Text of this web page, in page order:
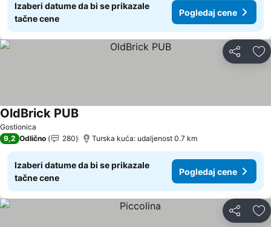
Izaberi datume da bi se prikazale
tačne cene
Pogledaj cene
Deli
Gostionica
OldBrick PUB
9,2 Odlično 280 Turska kuća: udaljenost 0.7 km
Izaberi datume da bi se prikazale
tačne cene
Pogledaj cene
Deli